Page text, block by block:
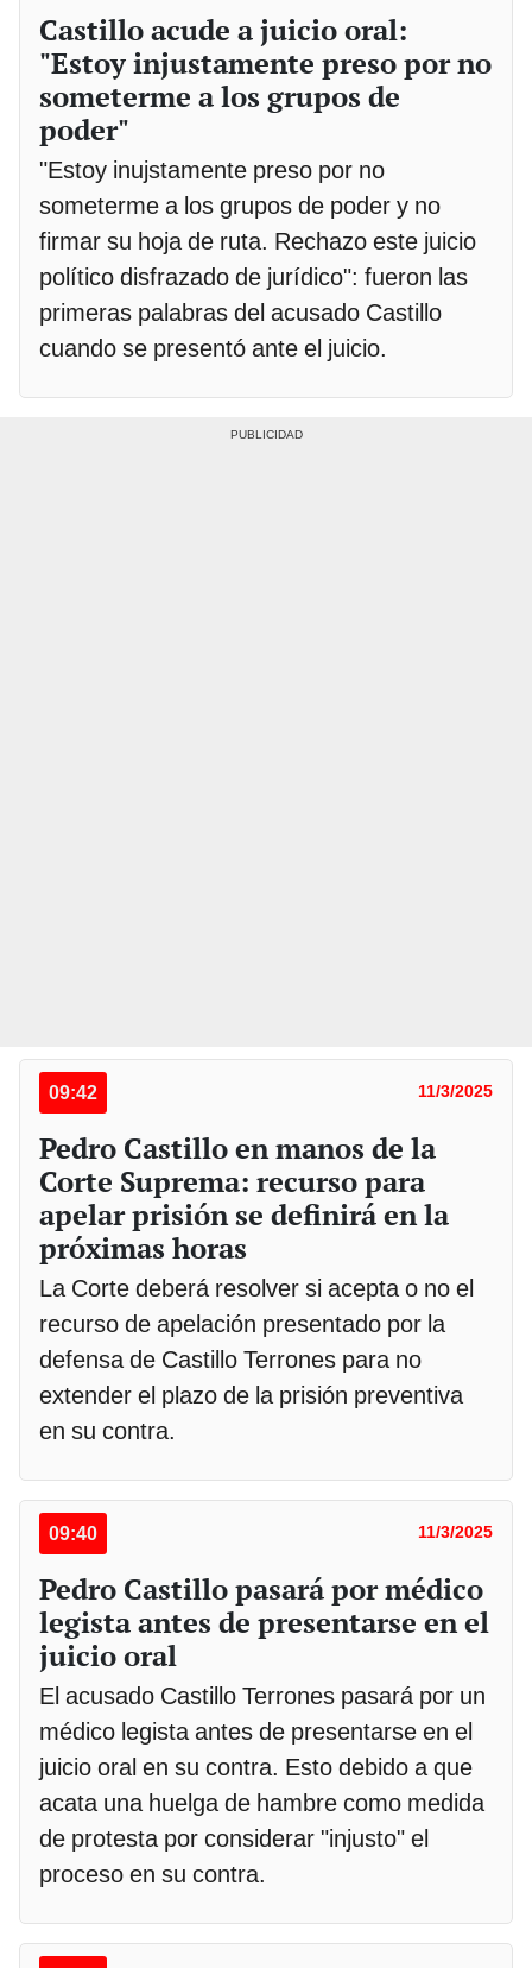
Castillo acude a juicio oral:
"Estoy injustamente preso por no
someterme a los grupos de
poder"
"Estoy inujstamente preso por no
someterme a los grupos de poder y no
firmar su hoja de ruta. Rechazo este juicio
político disfrazado de jurídico": fueron las
primeras palabras del acusado Castillo
cuando se presentó ante el juicio.
09:42 11/3/2025
Pedro Castillo en manos de la
Corte Suprema: recurso para
apelar prisión se definirá en la
próximas horas
La Corte deberá resolver si acepta o no el
recurso de apelación presentado por la
defensa de Castillo Terrones para no
extender el plazo de la prisión preventiva
en su contra.
09:40 11/3/2025
Pedro Castillo pasará por médico
legista antes de presentarse en el
juicio oral
El acusado Castillo Terrones pasará por un
médico legista antes de presentarse en el
juicio oral en su contra. Esto debido a que
acata una huelga de hambre como medida
de protesta por considerar "injusto" el
proceso en su contra.